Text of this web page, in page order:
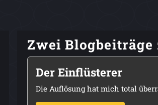
Zwei Blogbeiträge
Der Einflüsterer
Die Auflösung hat mich total